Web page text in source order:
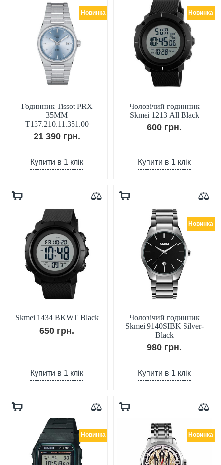
Новинка
Годинник Tissot PRX
35MM
T137.210.11.351.00
21 390 грн.
Купити в 1 клік
Новинка
Чоловічий годинник
Skmei 1213 All Black
600 грн.
Купити в 1 клік
Skmei 1434 BKWT Black
650 грн.
Купити в 1 клік
Новинка
Чоловічий годинник
Skmei 9140SIBK Silver-
Black
980 грн.
Купити в 1 клік
Новинка Новинка